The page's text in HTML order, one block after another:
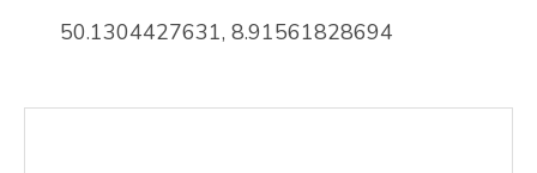
50.1304427631, 8.91561828694